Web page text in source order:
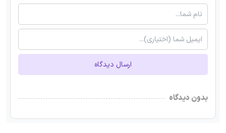
ارسال دیدگاه
بدون دیدگاه